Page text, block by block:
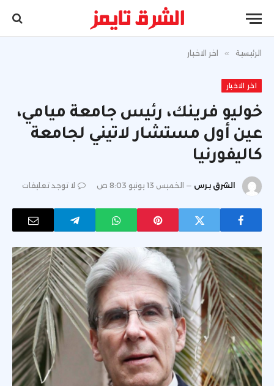
الرئيسية » اخر الاخبار
اخر الاخبار
خوليو فرينك، رئيس جامعة ميامي،
عين أول مستشار لاتيني لجامعة
كاليفورنيا
الشرق برس الخميس 13 يونيو 8:03 ص لا توجد تعليقات